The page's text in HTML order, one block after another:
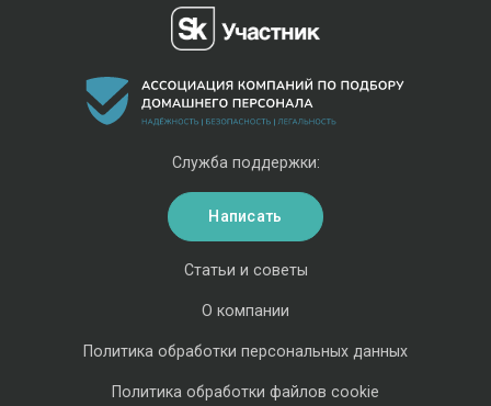
Статьи и советы
О компании
Политика обработки персональных данных
Политика обработки файлов cookie
Служба поддержки:
Написать